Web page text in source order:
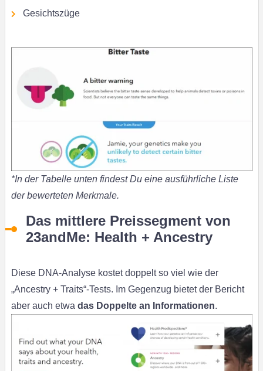
Gesichtszüge
*In der Tabelle unten findest Du eine ausführliche Liste
der bewerteten Merkmale.
Das mittlere Preissegment von
23andMe: Health + Ancestry
Diese DNA-Analyse kostet doppelt so viel wie der
„Ancestry + Traits“-Tests. Im Gegenzug bietet der Bericht
aber auch etwa das Doppelte an Informationen.